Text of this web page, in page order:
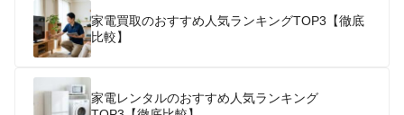
家電買取のおすすめ人気ランキングTOP3【徹底
比較】
家電レンタルのおすすめ人気ランキング